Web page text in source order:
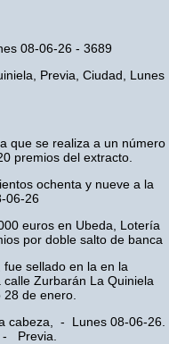
08-06-26 - 3689
Previa, Ciudad, Lunes
que se realiza a un número
premios del extracto.
ochenta y nueve a la
06-26
euros en Ubeda, Lotería
por doble salto de banca
sellado en la en la
Zurbarán La Quiniela
de enero.
cabeza, - Lunes 08-06-26.
Previa.